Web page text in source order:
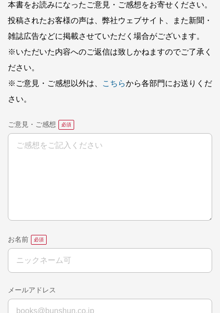
本書をお読みになったご意見・ご感想をお寄せください。
投稿されたお客様の声は、弊社ウェブサイト、また新聞・
雑誌広告などに掲載させていただく場合がございます。
※いただいた内容へのご返信は致しかねますのでご了承く
ださい。
※ご意見・ご感想以外は、
こちらから各部門にお送りくだ
さい。
ご意見・ご感想
お名前
メールアドレス